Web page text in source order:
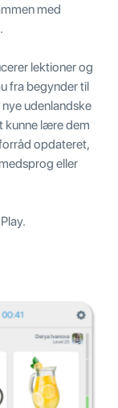
med
lektioner og
fra begynder til
udenlandske
kunne lære dem
opdateret,
eller